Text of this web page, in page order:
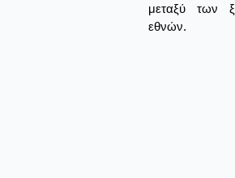
μεταξύ των
εθνών.